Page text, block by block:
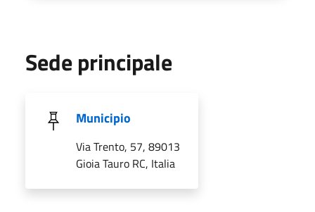
Sede principale
Municipio
Via Trento, 57, 89013
Gioia Tauro RC, Italia